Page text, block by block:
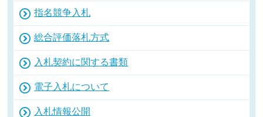
指名競争入札
総合評価落札方式
入札契約に関する書類
電子入札について
入札情報公開